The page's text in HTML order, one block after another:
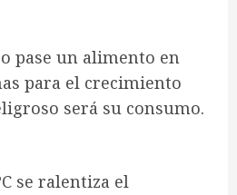
pase un alimento en
para el crecimiento
será su consumo.
se ralentiza el